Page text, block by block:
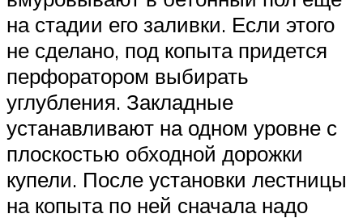
на стадии его заливки. Если этого
не сделано, под копыта придется
перфоратором выбирать
углубления. Закладные
устанавливают на одном уровне с
плоскостью обходной дорожки
купели. После установки лестницы
на копыта по ней сначала надо